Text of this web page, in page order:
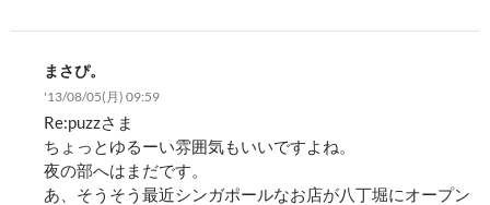
まさぴ。
'13/08/05(月) 09:59
Re:puzzさま
ちょっとゆるーい雰囲気もいいですよね。
夜の部へはまだです。
あ、そうそう最近シンガポールなお店が八丁堀にオープン